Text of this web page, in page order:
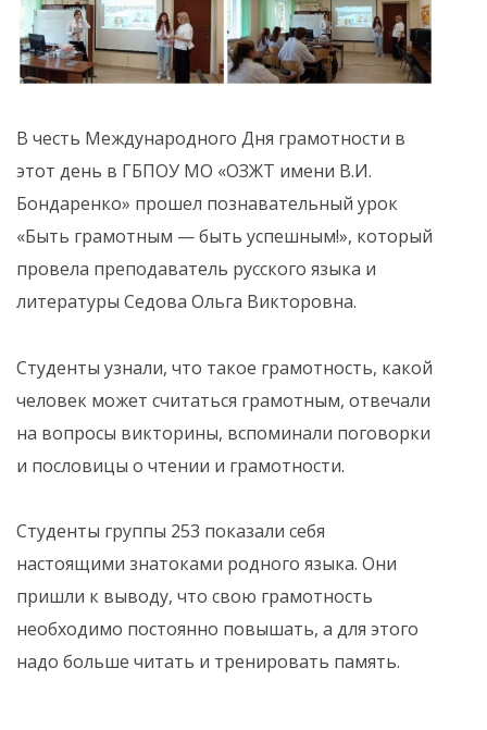
В честь Международного Дня грамотности в
этот день в ГБПОУ МО «ОЗЖТ имени В.И.
Бондаренко» прошел познавательный урок
«Быть грамотным — быть успешным!», который
провела преподаватель русского языка и
литературы Седова Ольга Викторовна.
Студенты узнали, что такое грамотность, какой
человек может считаться грамотным, отвечали
на вопросы викторины, вспоминали поговорки
и пословицы о чтении и грамотности.
Студенты группы 253 показали себя
настоящими знатоками родного языка. Они
пришли к выводу, что свою грамотность
необходимо постоянно повышать, а для этого
надо больше читать и тренировать память.